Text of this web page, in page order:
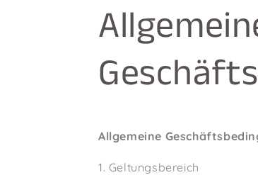
Allgemeine
1. Geltungsbereich